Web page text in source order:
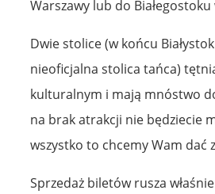
Warszawy lub do
Dwie stolice (w końcu
nieoficjalna stolica tańca)
kulturalnym i mają mnóstwo
na brak atrakcji nie będziecie
wszystko to chcemy Wam dać
Sprzedaż biletów rusza